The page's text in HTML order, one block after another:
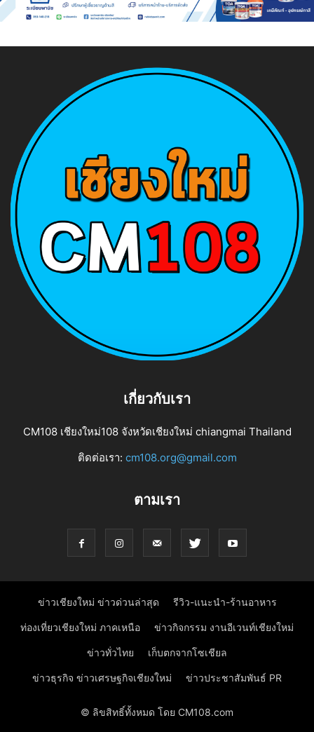
เกี่ยวกับเรา
CM108 เชียงใหม่108 จังหวัดเชียงใหม่ chiangmai Thailand
ติดต่อเรา: cm108.org@gmail.com
ตามเรา
ข่าวเชียงใหม่ ข่าวด่วนล่าสุด รีวิว-แนะนำ-ร้านอาหาร
ท่องเที่ยวเชียงใหม่ ภาคเหนือ ข่าวกิจกรรม งานอีเวนท์เชียงใหม่
ข่าวทั่วไทย เก็บตกจากโซเชียล
ข่าวธุรกิจ ข่าวเศรษฐกิจเชียงใหม่ ข่าวประชาสัมพันธ์ PR
© ลิขสิทธิ์ทั้งหมด โดย CM108.com